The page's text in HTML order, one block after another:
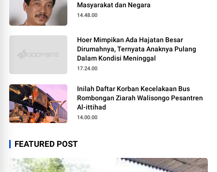
Masyarakat dan Negara
14.48.00
Hoer Mimpikan Ada Hajatan Besar
Dirumahnya, Ternyata Anaknya Pulang
Dalam Kondisi Meninggal
17.24.00
Inilah Daftar Korban Kecelakaan Bus
Rombongan Ziarah Walisongo Pesantren
Al-ittihad
14.00.00
FEATURED POST